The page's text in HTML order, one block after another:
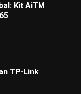
Kit AiTM
TP-Link